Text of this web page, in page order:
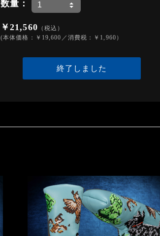
数量：
￥21,560 （税込）
(本体価格：￥19,600／消費税：￥1,960）
終了しました